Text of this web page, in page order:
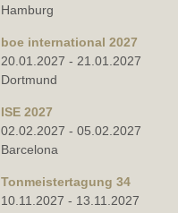
Hamburg
boe international 2027
20.01.2027 - 21.01.2027
Dortmund
ISE 2027
02.02.2027 - 05.02.2027
Barcelona
Tonmeistertagung 34
10.11.2027 - 13.11.2027